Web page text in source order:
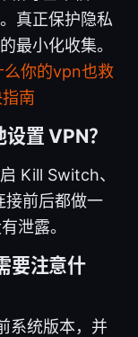
真正保护隐私
最小化收集。
么你的vpn也救
南
置 VPN？
Kill Switch、
接前后都做一
泄露。
要注意什
系统版本，并